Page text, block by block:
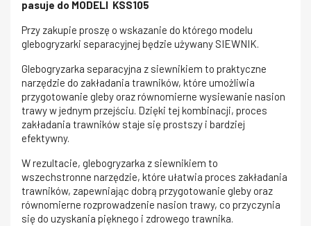
pasuje do MODELI KSS105
Przy zakupie proszę o wskazanie do którego modelu
glebogryzarki separacyjnej będzie używany SIEWNIK.
Glebogryzarka separacyjna z siewnikiem to praktyczne
narzędzie do zakładania trawników, które umożliwia
przygotowanie gleby oraz równomierne wysiewanie nasion
trawy w jednym przejściu. Dzięki tej kombinacji, proces
zakładania trawników staje się prostszy i bardziej
efektywny.
W rezultacie, glebogryzarka z siewnikiem to
wszechstronne narzędzie, które ułatwia proces zakładania
trawników, zapewniając dobrą przygotowanie gleby oraz
równomierne rozprowadzenie nasion trawy, co przyczynia
się do uzyskania pięknego i zdrowego trawnika.